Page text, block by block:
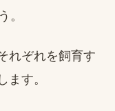
。
れぞれを飼育す
ます。